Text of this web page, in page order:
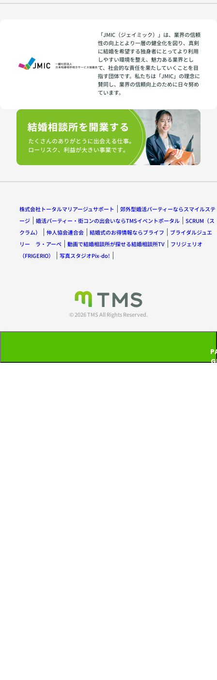
「JMIC（ジェイミック）」は、業界の信頼
性の向上とより一層の健全化を図り、真剣
に結婚を希望する独身者にとってより利用
しやすい環境を整え、魅力ある業界とし
て、社会的な責任を果たしていくことを目
指す団体です。私たちは「JMIC」の理念に
賛同し、業界の信頼向上のために日々努め
ています。
株式会社トータルマリアージュサポート
郊外型婚活パーティーならスマイルステ
ージ
婚活パーティー・街コンの出会いならTMSイベントポータル
SCRUM（ス
クラム）
仲人協会連合会 結婚式のお得情報ならブライフ
ブライダルジュエ
リー ラ・アーペ
動画で結婚相談所が探せる結婚相談所TV
フリジェリオ
（FRIGERIO）
写真スタジオPix-do!
© 2026 TMS All Rights Reserved.